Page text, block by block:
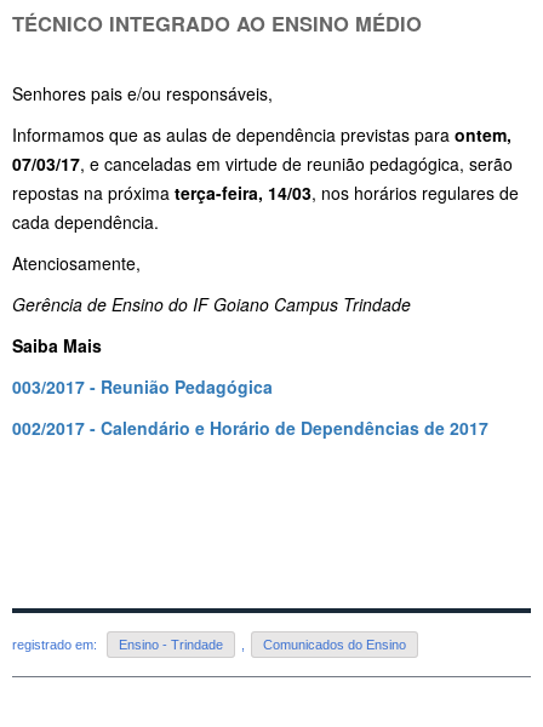
TÉCNICO INTEGRADO AO ENSINO MÉDIO
Senhores pais e/ou responsáveis,
Informamos que as aulas de dependência previstas para ontem,
07/03/17, e canceladas em virtude de reunião pedagógica, serão
repostas na próxima terça-feira, 14/03, nos horários regulares de
cada dependência.
Atenciosamente,
Gerência de Ensino do IF Goiano Campus Trindade
Saiba Mais
003/2017 - Reunião Pedagógica
002/2017 - Calendário e Horário de Dependências de 2017
registrado em: Ensino - Trindade Comunicados do Ensino